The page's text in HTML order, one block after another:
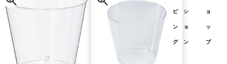
ピ
ン
グ
シ
ョ
ン
ョ
ッ
プ